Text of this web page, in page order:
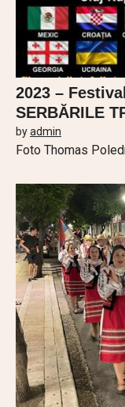
2023 –
SERBĂRILE
byadmin
Foto Thomas